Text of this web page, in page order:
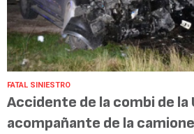
FATAL SINIESTRO
Accidente de la combi de la
acompañante de la